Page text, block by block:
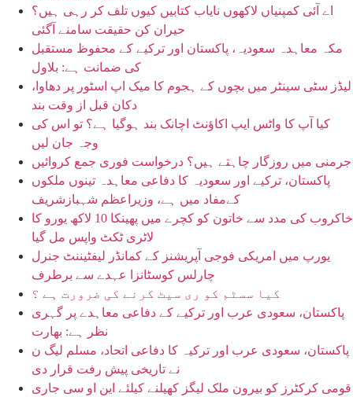
اے آئی کمپنیاں لاکھوں نایاب کتابیں کیوں تلف کر رہی ہیں؟
حیران کن حقیقت سامنے آگئی
مکہ معاہدہ سعودیہ، پاکستان اور ترکیے کے محفوظ مستقبل
کی ضمانت ہے: بلاول
لیڈز سٹی سینٹر میں بچوں کے ہجوم کا میک اپ اسٹور پر دھاوا،
دکان قبل از وقت بند
کیا آپ کا واٹس ایپ اکاؤنٹ اچانک بند ہوگیا ہے؟ تو اس کی
وجہ جان لیں
جرمنی میں روزگار چاہتے ہیں؟ درخواست فوری جمع کروائیں
پاکستان، ترکیے اور سعودیہ کا دفاعی معاہدہ تینوں ملکوں
کےمفاد میں ہے، وزیراعظم شہبازشریف
خاکروب کی مدد سے خاتون کو کچرے میں پھینکا 10 لاکھ یورو کا
لاٹری ٹکٹ واپس مل گیا
یورپ میں امریکی فوجی آپریشنز کے کمانڈر لیفٹیننٹ جنرل
چارلس کوسٹانزا عہدے سے برطرف
کیا سسٹم کو ری سیٹ کرنے کی ضرورت ہے ؟
پاکستان، سعودی عرب اور ترکیے کے دفاعی معاہدے پر گہری
نظر ہے: بھارت
پاکستان، سعودی عرب اور ترکیہ کا دفاعی اتحاد، مسلم لیگ ن
نے تاریخی پیش رفت قرار دی
قومی کرکٹرز کو بیرون ملک لیگز کھیلنے کیلئے این او سی جاری